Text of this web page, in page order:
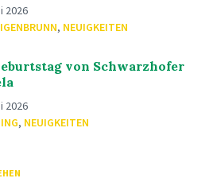
2026
, NEUIGKEITEN
von Schwarzhofer
2026
, NEUIGKEITEN